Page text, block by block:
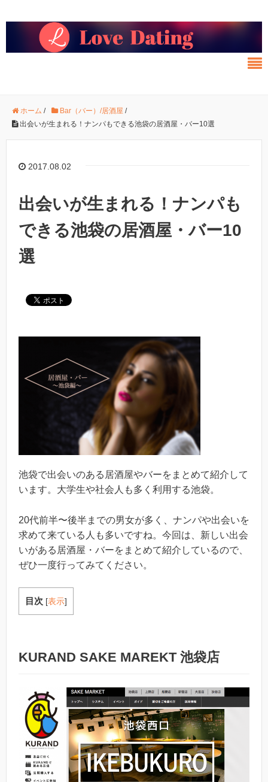
ホーム / Bar（バー）/居酒屋 /
出会いが生まれる！ナンパもできる池袋の居酒屋・バー10選
2017.08.02
出会いが生まれる！ナンパも
できる池袋の居酒屋・バー10
選
池袋で出会いのある居酒屋やバーをまとめて紹介して
います。大学生や社会人も多く利用する池袋。
20代前半〜後半までの男女が多く、ナンパや出会いを
求めて来ている人も多いですね。今回は、新しい出会
いがある居酒屋・バーをまとめて紹介しているので、
ぜひ一度行ってみてください。
目次 [表示]
KURAND SAKE MAREKT 池袋店